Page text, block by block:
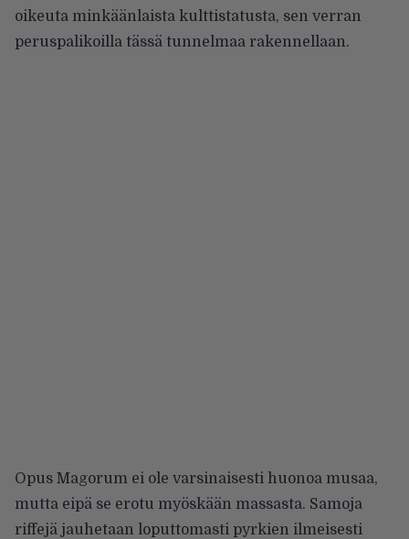
oikeuta minkäänlaista kulttistatusta, sen verran
peruspalikoilla tässä tunnelmaa rakennellaan.
Opus Magorum ei ole varsinaisesti huonoa musaa,
mutta eipä se erotu myöskään massasta. Samoja
riffejä jauhetaan loputtomasti pyrkien ilmeisesti